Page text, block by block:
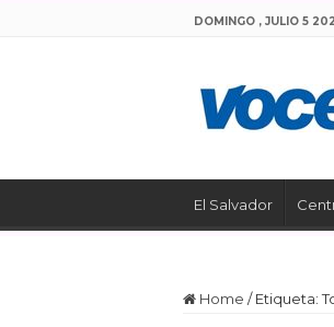
DOMINGO , JULIO 5
El Salvador
Home / Etiqueta: